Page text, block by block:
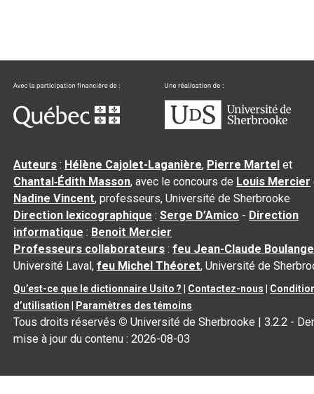
Auteurs : Hélène Cajolet-Laganière, Pierre Martel et
Chantal‑Édith Masson, avec le concours de Louis Mercier
Nadine Vincent, professeurs, Université de Sherbrooke
Direction lexicographique :Serge D’Amico - Direction
informatique : Benoit Mercier
Professeurs collaborateurs :feu Jean-Claude
Université Laval,feu Michel Théoret, Université de
Qu’est-ce que le dictionnaire Usito ? Contactez-nous
d’utilisation
Paramètres des témoins
Tous droits réservés © Université de Sherbrooke |3.2.2 -
mise à jour du contenu :2026-08-03